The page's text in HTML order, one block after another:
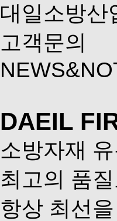
대일소방산
고객문의
DAEIL
소방자재
최고의 품
항상 최선